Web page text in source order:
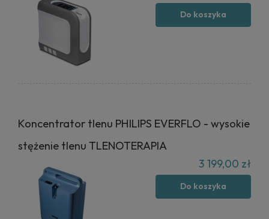
Do koszyka
Koncentrator tlenu PHILIPS EVERFLO - wysokie
stężenie tlenu TLENOTERAPIA
3 199,00 zł
Do koszyka